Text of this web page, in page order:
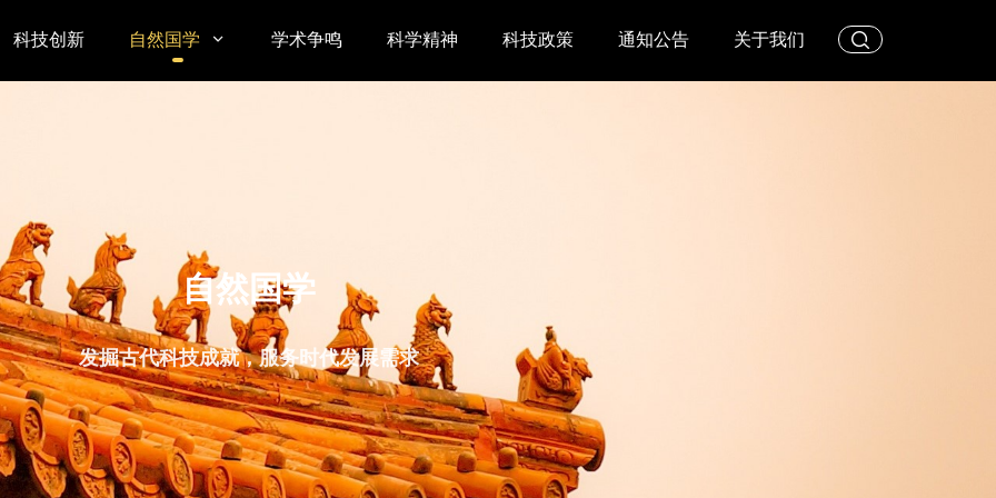
科技创新 自然国学  学术争鸣 科学精神 科技政策 通知公告 关于我们
自然国学
发掘古代科技成就，服务时代发展需求